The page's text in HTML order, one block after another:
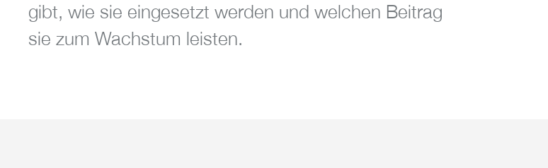
gibt, wie sie eingesetzt werden und welchen Beitrag
sie zum Wachstum leisten.